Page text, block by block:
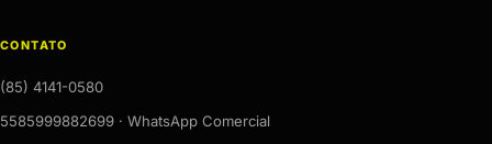
CONTATO
(85) 4141-0580
5585999882699 · WhatsApp Comercial